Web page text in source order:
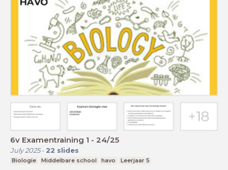
6v Examentraining 1 - 24/25
July 2025- 22 slides
Biologie Middelbare school havo Leerjaar 5